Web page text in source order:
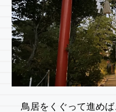
鳥居をくぐって進め